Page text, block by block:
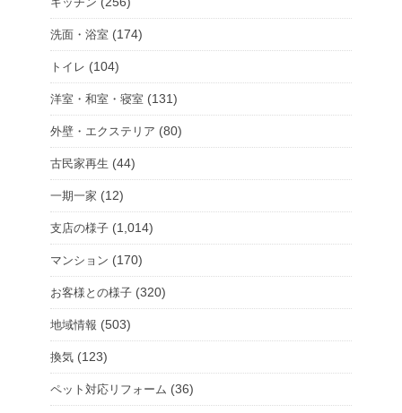
洗面・浴室 (174)
トイレ (104)
洋室・和室・寝室 (131)
外壁・エクステリア (80)
古民家再生 (44)
一期一家 (12)
支店の様子 (1,014)
マンション (170)
お客様との様子 (320)
地域情報 (503)
換気 (123)
ペット対応リフォーム (36)